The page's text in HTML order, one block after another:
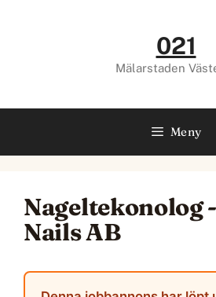
021
Mälarstaden
Meny
Nageltekonolog
Nails AB